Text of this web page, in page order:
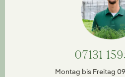
07131
Montag bis Freitag